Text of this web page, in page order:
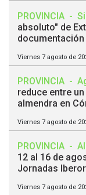
PROVINCIA -
absoluto" de
Viernes 7 agosto de
PROVINCIA -
reduce entre
almendra en
Viernes 7 agosto de
PROVINCIA -
12 al 16 de
Jornadas
Viernes 7 agosto de